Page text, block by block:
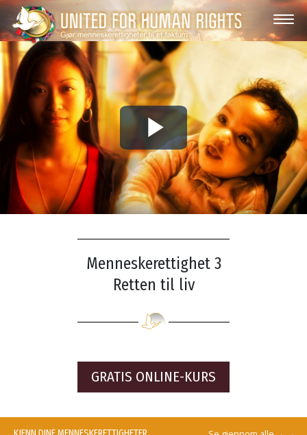
Play
Video
Menneskerettighet 3
Retten til liv
GRATIS ONLINE-KURS